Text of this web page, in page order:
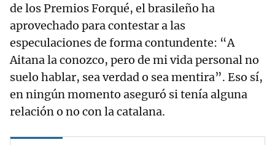
de los Premios Forqué, el brasileño ha
aprovechado para contestar a las
especulaciones de forma contundente: “A
Aitana la conozco, pero de mi vida personal no
suelo hablar, sea verdad o sea mentira”. Eso sí,
en ningún momento aseguró si tenía alguna
relación o no con la catalana.